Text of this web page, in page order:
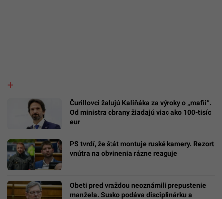
Čurillovci žalujú Kaliňáka za výroky o „mafii“.
Od ministra obrany žiadajú viac ako 100-tisíc
eur
PS tvrdí, že štát montuje ruské kamery. Rezort
vnútra na obvinenia rázne reaguje
Obeti pred vraždou neoznámili prepustenie
manžela. Susko podáva disciplinárku a